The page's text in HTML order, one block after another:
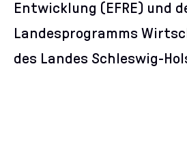
Entwicklung (EFRE) und
Landesprogramms
des Landes Schleswig-